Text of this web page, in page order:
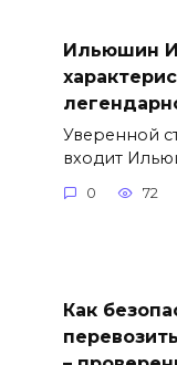
Ильюшин
Уверенной
входит
0 72
Как